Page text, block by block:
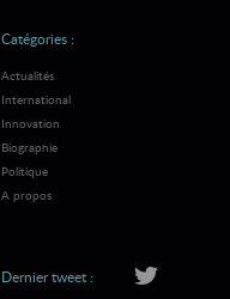
Catégories :
Actualités
International
Innovation
Biographie
Politique
A propos
Dernier tweet :